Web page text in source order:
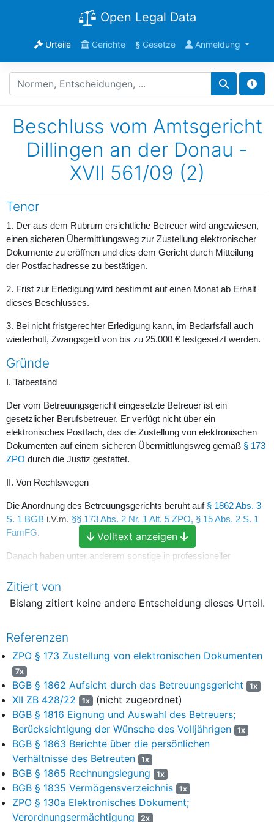
Open Legal Data
Urteile Gerichte §Gesetze Anmeldung
Beschluss vom Amtsgericht
Dillingen an der Donau -
XVII 561/09 (2)
Tenor
1. Der aus dem Rubrum ersichtliche Betreuer wird angewiesen,
einen sicheren Übermittlungsweg zur Zustellung elektronischer
Dokumente zu eröffnen und dies dem Gericht durch Mitteilung
der Postfachadresse zu bestätigen.
2. Frist zur Erledigung wird bestimmt auf einen Monat ab Erhalt
dieses Beschlusses.
3. Bei nicht fristgerechter Erledigung kann, im Bedarfsfall auch
wiederholt, Zwangsgeld von bis zu 25.000 € festgesetzt werden.
Gründe
I. Tatbestand
Der vom Betreuungsgericht eingesetzte Betreuer ist ein
gesetzlicher Berufsbetreuer. Er verfügt nicht über ein
elektronisches Postfach, das die Zustellung von elektronischen
Dokumenten auf einem sicheren Übermittlungsweg gemäß § 173
ZPO durch die Justiz gestattet.
II. Von Rechtswegen
Die Anordnung des Betreuungsgerichts beruht auf § 1862 Abs. 3
S. 1 BGB i.V.m. §§ 173 Abs. 2 Nr. 1 Alt. 5 ZPO, § 15 Abs. 2 S. 1
FamFG.
Danach haben unter anderem sonstige in professioneller
Übermittlungsweg für die elektronische Zustellung eines
erhöhten Zuverlässigkeit ausgegangen werden kann.
Gesetzliche Berufsbetreuer gehören zu diesem Personenkreis.
Der Betreuer hält sich somit pflichtwidrig nicht für die Zustellung
elektronischer Dokumente allzeit zustellbereit.
Mithin konnte diese Weisung im Wege der
Betreuungsgerichtsaufsicht erlassen werden. Dazu im Einzelnen:
1. Der Gesetzgeber hat die Beurteilung, ob Berufsbetreuer zu
dem Personenkreis der in professioneller Eigenschaft am
Prozess beteiligten Personen zählen, den Gerichten überlassen.
Denn wie sich aus der Gesetzesbegründung zu
1 ZPO ergibt (BT-Drs 19/28399, S. 35), hat er in dieser nur
beispielhaft („nicht abschließend“) Personen, Vereinigungen und
Organisationen angeführt, die unter dem gegenständlichen
Volltext anzeigen
Zitiert von
Bislang zitiert keine andere Entscheidung dieses Urteil.
Referenzen
ZPO § 173 Zustellung von elektronischen Dokumenten
7x
BGB § 1862 Aufsicht durch das Betreuungsgericht 1x
XII ZB 428/22 1x (nicht zugeordnet)
BGB § 1816 Eignung und Auswahl des Betreuers;
Berücksichtigung der Wünsche des Volljährigen
1x
BGB § 1863 Berichte über die persönlichen
Verhältnisse des Betreuten
1x
BGB § 1865 Rechnungslegung 1x
BGB § 1835 Vermögensverzeichnis 1x
ZPO § 130a Elektronisches Dokument;
Verordnungsermächtigung
2x